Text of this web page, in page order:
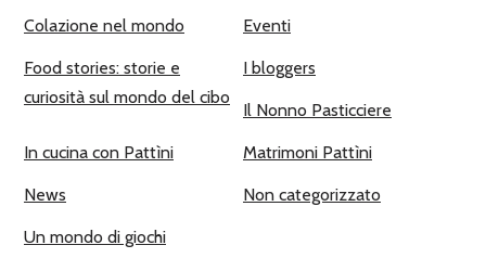
Colazione nel mondo Eventi
Food stories: storie e
curiosità sul mondo del cibo
I bloggers
Il Nonno Pasticciere
In cucina con Pattìni Matrimoni Pattìni
News Non categorizzato
Un mondo di giochi